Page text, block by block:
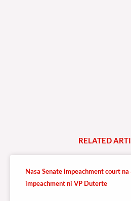
RELATEDARTI
Nasa Senate impeachment court
impeachment ni VP Duterte